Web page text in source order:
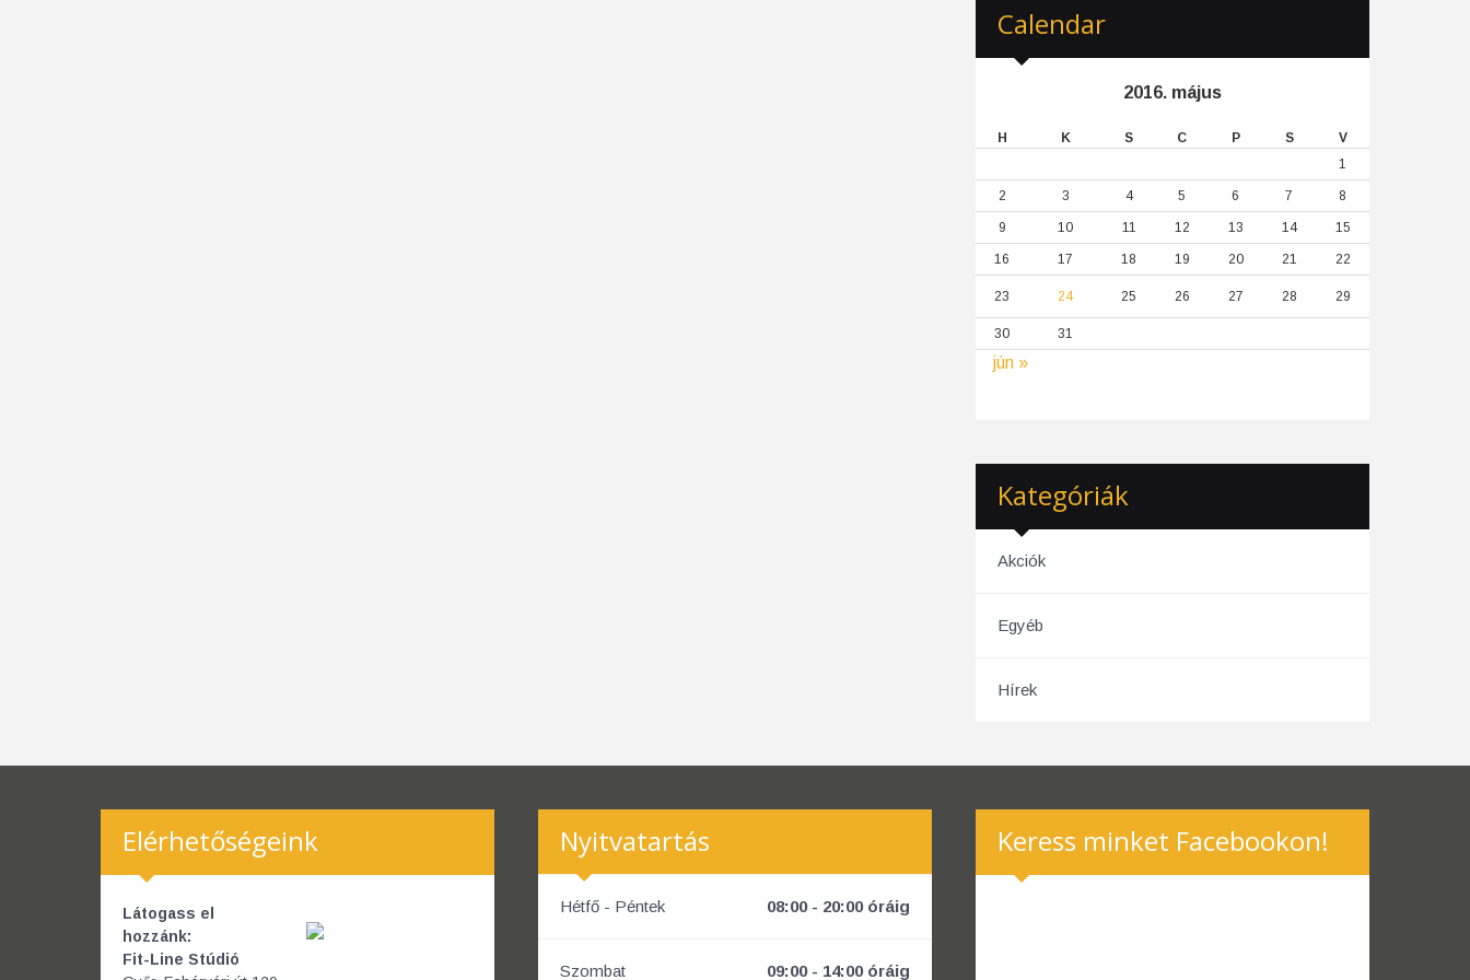
Calendar
2016. május
H K S C P S
V
1
2 3 4 5 6 7 8
9 10 11 12 13 14 15
16 17 18 19 20 21 22
23 24 25 26 27 28 29
30 31
jún »
Kategóriák
Akciók
Egyéb
Hírek
Elérhetőségeink
Látogass el
hozzánk:
Fit-Line Stúdió
Nyitvatartás
Hétfő - Péntek 08:00 - 20:00 óráig
Szombat 09:00 - 14:00 óráig
Keress minket Facebookon!